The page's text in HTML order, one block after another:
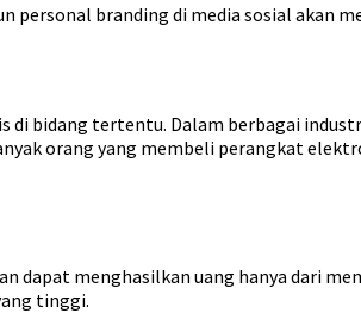
personal branding di media sosial akan
di bidang tertentu. Dalam berbagai
orang yang membeli perangkat
dapat menghasilkan uang hanya dari
tinggi.